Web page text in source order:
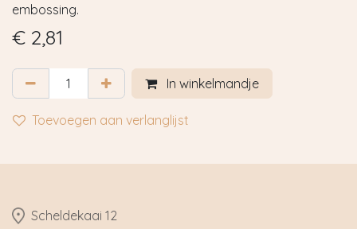
embossing.
€ 2,81
In winkelmandje
Toevoegen aan verlanglijst
​Scheldekaai 12